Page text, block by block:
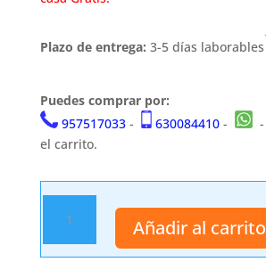
Plazo de entrega: 3-5 días laborables
Puedes comprar por:
957517033- 630084410- -
el carrito.
botero
H0602S
Añadir al carrito